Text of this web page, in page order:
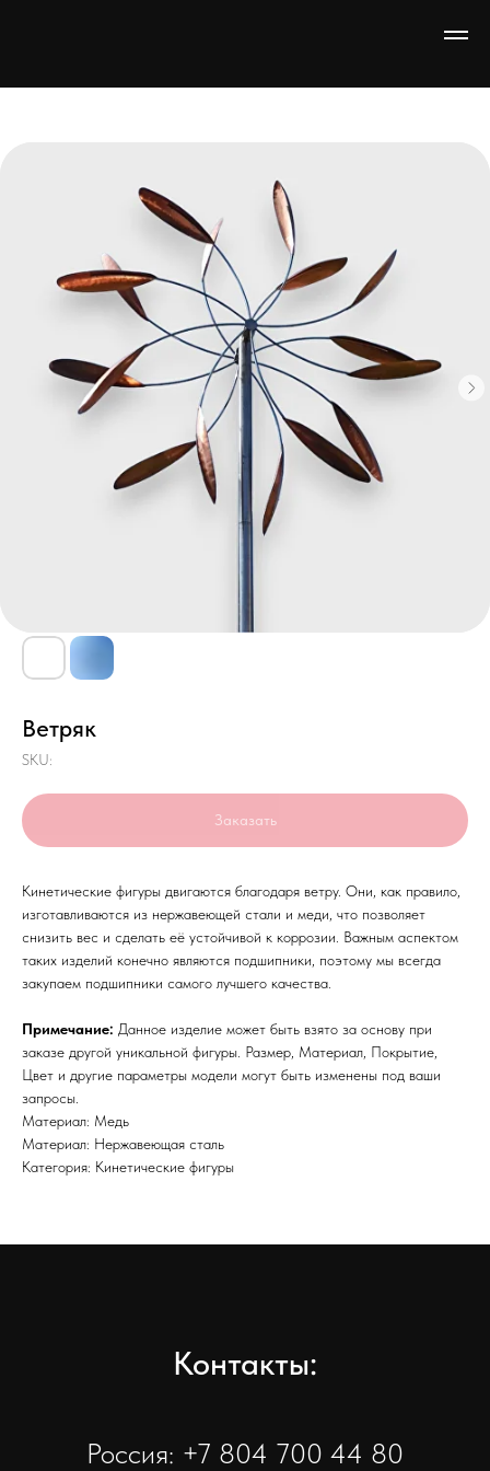
Ветряк
SKU:
Заказать
Кинетические фигуры двигаются благодаря ветру. Они, как правило,
изготавливаются из нержавеющей стали и меди, что позволяет
снизить вес и сделать её устойчивой к коррозии. Важным аспектом
таких изделий конечно являются подшипники, поэтому мы всегда
закупаем подшипники самого лучшего качества.
Примечание: Данное изделие может быть взято за основу при
заказе другой уникальной фигуры. Размер, Материал, Покрытие,
Цвет и другие параметры модели могут быть изменены под ваши
запросы.
Материал: Медь
Материал: Нержавеющая сталь
Категория: Кинетические фигуры
Контакты:
Россия: +7 804 700 44 80